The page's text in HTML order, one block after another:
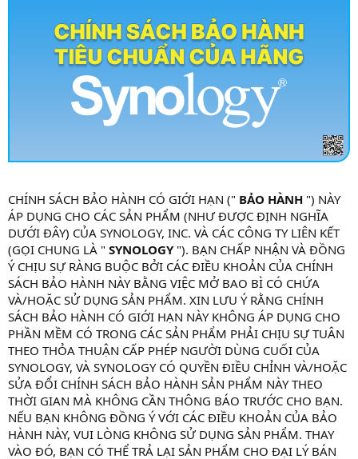
CHÍNH SÁCH BẢO HÀNH CÓ GIỚI HẠN (" BẢO HÀNH ") NÀY
ÁP DỤNG CHO CÁC SẢN PHẨM (NHƯ ĐƯỢC ĐỊNH NGHĨA
DƯỚI ĐÂY) CỦA SYNOLOGY, INC. VÀ CÁC CÔNG TY LIÊN KẾT
(GỌI CHUNG LÀ " SYNOLOGY"). BẠN CHẤP NHẬN VÀ ĐỒNG
Ý CHỊU SỰ RÀNG BUỘC BỞI CÁC ĐIỀU KHOẢN CỦA CHÍNH
SÁCH BẢO HÀNH NÀY BẰNG VIỆC MỞ BAO BÌ CÓ CHỨA
VÀ/HOẶC SỬ DỤNG SẢN PHẨM. XIN LƯU Ý RẰNG CHÍNH
SÁCH BẢO HÀNH CÓ GIỚI HẠN NÀY KHÔNG ÁP DỤNG CHO
PHẦN MỀM CÓ TRONG CÁC SẢN PHẨM PHẢI CHỊU SỰ TUÂN
THEO THỎA THUẬN CẤP PHÉP NGƯỜI DÙNG CUỐI CỦA
SYNOLOGY, VÀ SYNOLOGY CÓ QUYỀN ĐIỀU CHỈNH VÀ/HOẶC
SỬA ĐỔI CHÍNH SÁCH BẢO HÀNH SẢN PHẨM NÀY THEO
THỜI GIAN MÀ KHÔNG CẦN THÔNG BÁO TRƯỚC CHO BẠN.
NẾU BẠN KHÔNG ĐỒNG Ý VỚI CÁC ĐIỀU KHOẢN CỦA BẢO
HÀNH NÀY, VUI LÒNG KHÔNG SỬ DỤNG SẢN PHẨM. THAY
VÀO ĐÓ, BẠN CÓ THỂ TRẢ LẠI SẢN PHẨM CHO ĐẠI LÝ BÁN